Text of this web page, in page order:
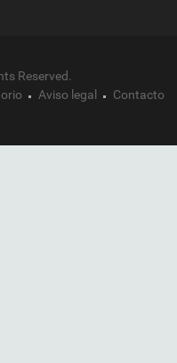
Reserved.
Aviso legal Contacto